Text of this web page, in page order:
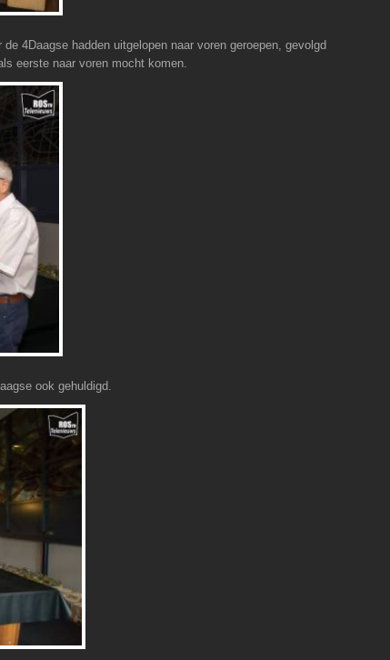
4Daagse hadden uitgelopen naar voren geroepen, gevolgd
eerste naar voren mocht komen.
ook gehuldigd.